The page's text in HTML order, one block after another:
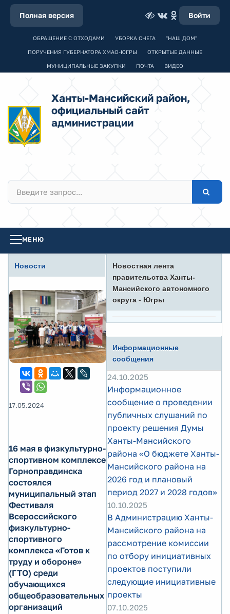
Полная версия Войти
ОБРАЩЕНИЕ С ОТХОДАМИ УБОРКА СНЕГА "НАШ ДОМ"
ПОРУЧЕНИЯ ГУБЕРНАТОРА ХМАО-ЮГРЫ ОТКРЫТЫЕ ДАННЫЕ
МУНИЦИПАЛЬНЫЕ ЗАКУПКИ ПОЧТА ВИДЕО
Ханты-Мансийский район,
официальный сайт
администрации
МЕНЮ
Новости
17.05.2024
16 мая в физкультурно-
спортивном комплексе
Горноправдинска
состоялся
муниципальный этап
Фестиваля
Всероссийского
физкультурно-
спортивного
комплекса «Готов к
труду и обороне»
(ГТО) среди
обучающихся
общеобразовательных
организаций
Новостная лента
правительства Ханты-
Мансийского автономного
округа - Югры
Информационные
сообщения
24.10.2025
Информационное
сообщение о проведении
публичных слушаний по
проекту решения Думы
Ханты-Мансийского
района «О бюджете Ханты-
Мансийского района на
2026 год и плановый
период 2027 и 2028 годов»
10.10.2025
В Администрацию Ханты-
Мансийского района на
рассмотрение комиссии
по отбору инициативных
проектов поступили
следующие инициативные
проекты
07.10.2025